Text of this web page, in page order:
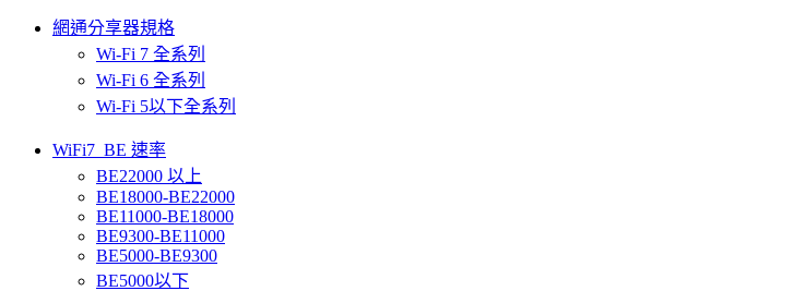
網通分享器規格
Wi-Fi 7 全系列
Wi-Fi 6 全系列
Wi-Fi 5以下全系列
WiFi7_BE 速率
BE22000 以上
BE18000-BE22000
BE11000-BE18000
BE9300-BE11000
BE5000-BE9300
BE5000以下